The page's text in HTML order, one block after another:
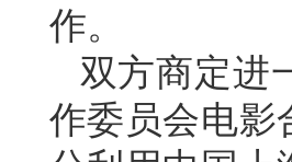
作。
双方商定进
作委员会电影